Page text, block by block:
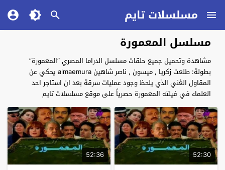
مسلسلات تايم
مسلسل المعمورة
مشاهدة وتحميل جميع حلقات مسلسل الدراما المصري “المعمورة”
بطولة: طلعت زكريا , ميسون , ناصر شاهين almaemura يحكي عن
المقاول الغني الذي يلحظ وجود عمليات سرقة بعد ان استاجر احد
العلماء في فيلته المعمورة حصرياً على موقع مسلسلات تايم
52:30
52:36